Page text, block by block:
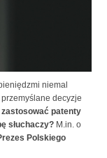
niemal
decyzje
patenty
słuchaczy? M.in. o
Polskiego